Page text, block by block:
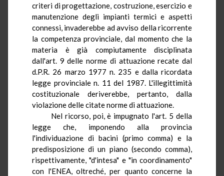
criteri di progettazione, costruzione, esercizio e
manutenzione degli impianti termici e aspetti
connessi, invaderebbe ad avviso della ricorrente
la competenza provinciale, dal momento che la
materia è già compiutamente disciplinata
dall'art. 9 delle norme di attuazione recate dal
d.P.R. 26 marzo 1977 n. 235 e dalla ricordata
legge provinciale n. 11 del 1987. L'illegittimità
costituzionale deriverebbe, pertanto, dalla
violazione delle citate norme di attuazione.
Nel ricorso, poi, è impugnato l'art. 5 della
legge che, imponendo alla provincia
l'individuazione di bacini (primo comma) e la
predisposizione di un piano (secondo comma),
rispettivamente, "d'intesa" e "in coordinamento"
con l'ENEA, oltreché, per quanto concerne la